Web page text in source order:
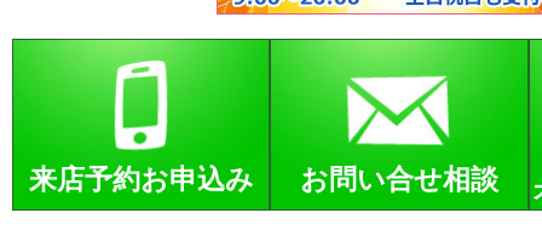
来店予約お申込み お問い合せ相談